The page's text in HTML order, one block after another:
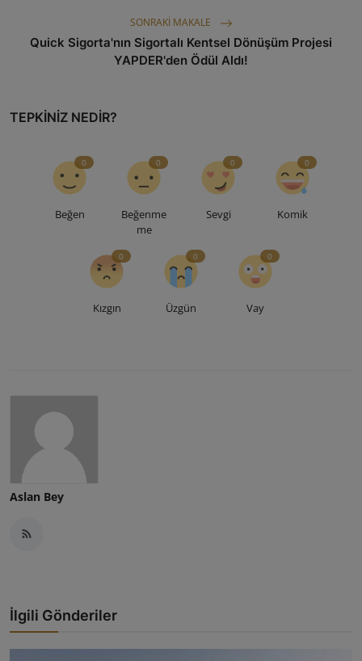
SONRAKI MAKALE
Quick Sigorta'nın Sigortalı Kentsel Dönüşüm Projesi
YAPDER'den Ödül Aldı!
TEPKINIZ NEDIR?
Beğen
0
Beğenme
me
0
Sevgi
0
Komik
0
Kızgın
0
Üzgün
0
Vay
0
Aslan Bey
İlgili Gönderiler